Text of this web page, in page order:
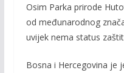
Osim Parka prirode
od međunarodnog
uvijek nema status
Bosna i Hercegovina je